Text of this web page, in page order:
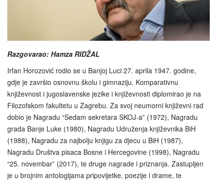
Razgovarao: Hamza RIDŽAL
Irfan Horozović rodio se u Banjoj Luci 27. aprila 1947. godine,
gdje je završio osnovnu školu i gimnaziju. Komparativnu
književnost i jugoslavenske jezike i književnosti diplomirao je na
Filozofskom fakultetu u Zagrebu. Za svoj neumorni književni rad
dobio je Nagradu “Sedam sekretara SKOJ-a” (1972), Nagradu
grada Banje Luke (1980), Nagradu Udruženja književnika BiH
(1988), Nagradu za najbolju knjigu za djecu u BiH (1987),
Nagradu Društva pisaca Bosne i Hercegovine (1998), Nagradu
“25. novembar” (2017), te druge nagrade i priznanja. Zastupljen
je u brojnim antologijama pripovijetke, poezije i drame, te